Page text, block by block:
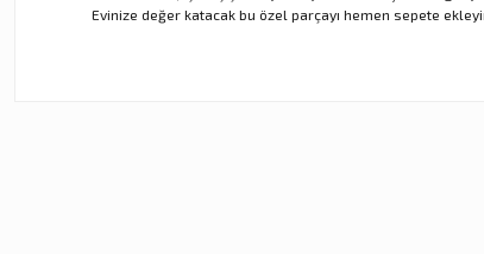
Evinize değer katacak bu özel parçayı hemen sepete